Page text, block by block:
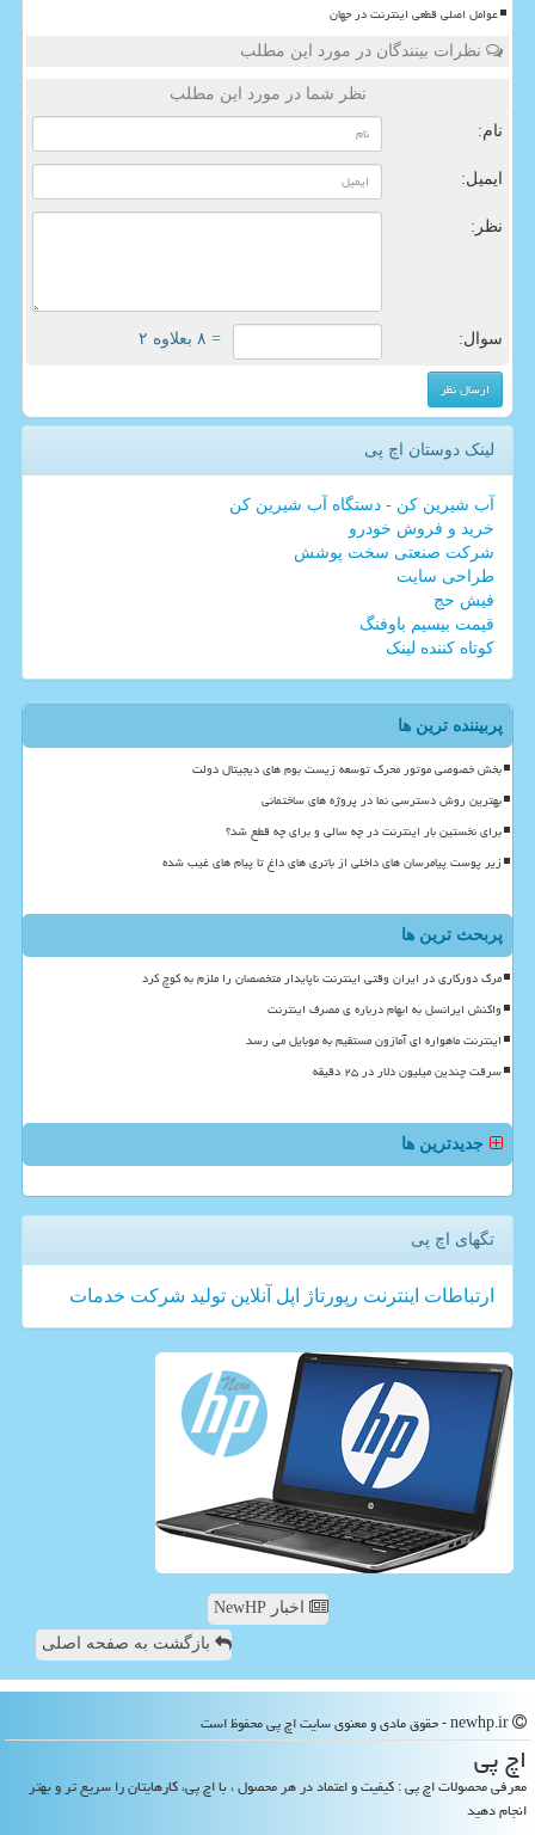
عوامل اصلی قطعی اینترنت در جهان
نظرات بینندگان در مورد این مطلب
نظر شما در مورد این مطلب
نام:
ایمیل:
نظر:
سوال: = ۸ بعلاوه ۲
لینک دوستان اچ پی
آب شیرین کن - دستگاه آب شیرین کن
خرید و فروش خودرو
شرکت صنعتی سخت پوشش
طراحی سایت
فیش حج
قیمت بیسیم باوفنگ
کوتاه کننده لینک
پربیننده ترین ها
بخش خصوصی موتور محرک توسعه زیست بوم های دیجیتال دولت
بهترین روش دسترسی نما در پروژه های ساختمانی
برای نخستین بار اینترنت در چه سالی و برای چه قطع شد؟
زیر پوست پیامرسان های داخلی از باتری های داغ تا پیام های غیب شده
پربحث ترین ها
مرگ دورکاری در ایران وقتی اینترنت ناپایدار متخصصان را ملزم به کوچ کرد
واکنش ایرانسل به ابهام درباره ی مصرف اینترنت
اینترنت ماهواره ای آمازون مستقیم به موبایل می رسد
سرقت چندین میلیون دلار در ۲۵ دقیقه
جدیدترین ها
تگهای اچ پی
ارتباطات اینترنت رپورتاژ اپل آنلاین تولید شركت خدمات
اخبار NewHP
بازگشت به صفحه اصلی
اچ پی
معرفی محصولات اچ پی : کیفیت و اعتماد در هر محصول ، با اچ پی، کارهایتان را سریع تر و بهتر
انجام دهید